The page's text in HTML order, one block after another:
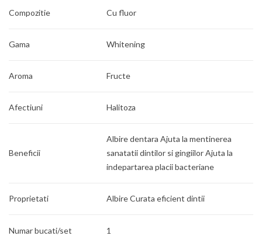
Compozitie Cu fluor
Gama Whitening
Aroma Fructe
Afectiuni Halitoza
Beneficii
Albire dentara Ajuta la mentinerea
sanatatii dintilor si gingiilor Ajuta la
indepartarea placii bacteriane
Proprietati Albire Curata eficient dintii
Numar bucati/set 1